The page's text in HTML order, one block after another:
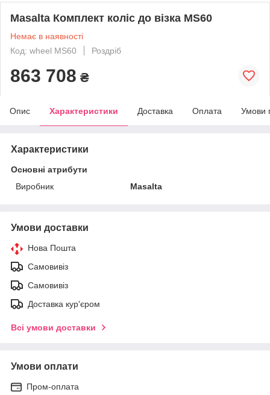
Masalta Комплект коліс до візка MS60
Немає в наявності
Код: wheel MS60
Роздріб
863 708 ₴
Опис Характеристики Доставка Оплата Умови
Характеристики
Основні атрибути
Виробник
Masalta
Умови доставки
Нова Пошта
Самовивіз
Самовивіз
Доставка кур'єром
Всі умови доставки
Умови оплати
Пром-оплата